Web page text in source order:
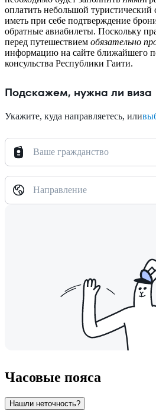
оплатить небольшой туристический
иметь при себе подтверждение
обратные авиабилеты. Поскольку
перед путешествием обязательно
информацию на сайте ближайшего
консульства Республики Гаити.
Подскажем, нужна ли виза
Укажите, куда направляетесь, или
Ваше гражданство
Направление
Часовые пояса
Нашли неточность?